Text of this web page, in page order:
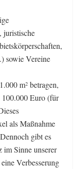
juristische
sowie Vereine
m2 betragen,
100.000 Euro (für
als Maßnahme
gibt es
im Sinne unserer
Verbesserung